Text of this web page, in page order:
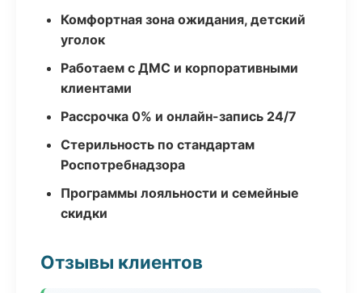
Комфортная зона ожидания, детский
уголок
Работаем с ДМС и корпоративными
клиентами
Рассрочка 0% и онлайн-запись 24/7
Стерильность по стандартам
Роспотребнадзора
Программы лояльности и семейные
скидки
Отзывы клиентов